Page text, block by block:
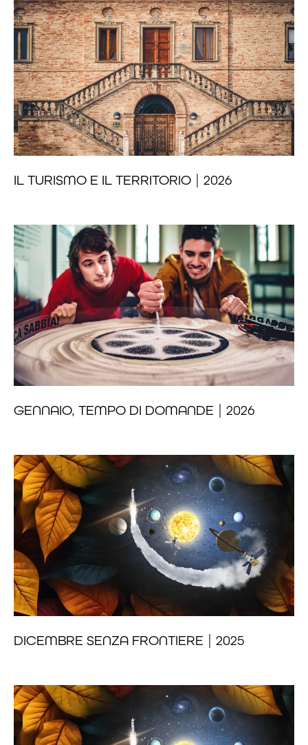
IL TURISMO E IL TERRITORIO | 2026
GENNAIO, TEMPO DI DOMANDE | 2026
DICEMBRE SENZA FRONTIERE | 2025